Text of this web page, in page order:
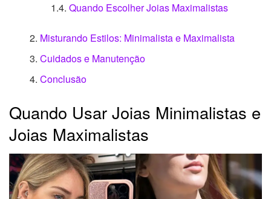
Quando Escolher Joias Maximalistas
Misturando Estilos: Minimalista e Maximalista
Cuidados e Manutenção
Conclusão
Quando Usar Joias Minimalistas e
Joias Maximalistas